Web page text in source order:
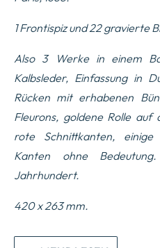
1 Frontispiz und 22 gravierte
Also 3 Werke in einem
Kalbsleder, Einfassung in
Rücken mit erhabenen
Fleurons, goldene Rolle auf
rote Schnittkanten,
Kanten ohne
Jahrhundert.
420 x 263 mm.